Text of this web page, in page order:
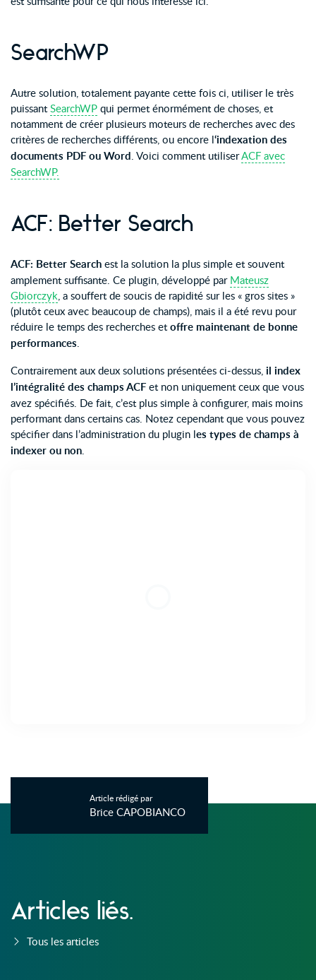
SearchWP
Autre solution, totalement payante cette fois ci, utiliser le très
puissant SearchWP qui permet énormément de choses, et
notamment de créer plusieurs moteurs de recherches avec des
critères de recherches différents, ou encore l‘indexation des
documents PDF ou Word. Voici comment utiliserACF avec
SearchWP.
ACF: Better Search
ACF: Better Search est la solution la plus simple et souvent
amplement suffisante. Ce plugin, développé par Mateusz
Gbiorczyk, a souffert de soucis de rapidité sur les « gros sites »
(plutôt ceux avec beaucoup de champs), mais il a été revu pour
réduire le temps des recherches et offre maintenant de bonne
performances.
Contrairement aux deux solutions présentées ci-dessus, il index
l’intégralité des champs ACF et non uniquement ceux que vous
avez spécifiés. De fait, c’est plus simple à configurer, mais moins
performant dans certains cas. Notez cependant que vous pouvez
spécifier dans l’administration du plugin les types de champs à
indexer ou non.
Article rédigé par
Brice CAPOBIANCO
Articles liés.
Tous les articles